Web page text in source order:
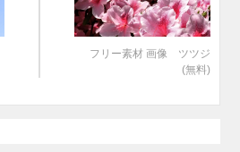
フリー素材 画像 ツツジ
(無料)